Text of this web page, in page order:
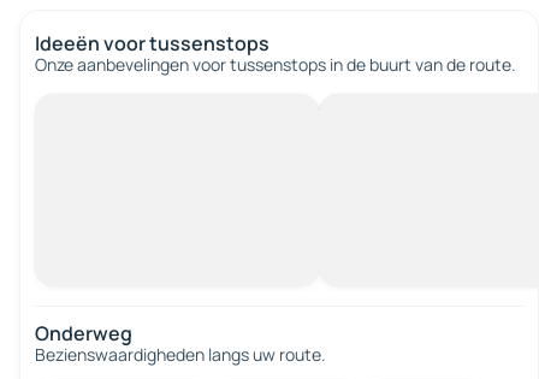
Ideeën voor tussenstops
Onze aanbevelingen voor tussenstops in de buurt van de route.
Onderweg
Bezienswaardigheden langs uw route.